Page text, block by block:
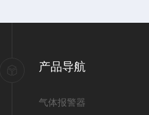
产品导航
气体报警器